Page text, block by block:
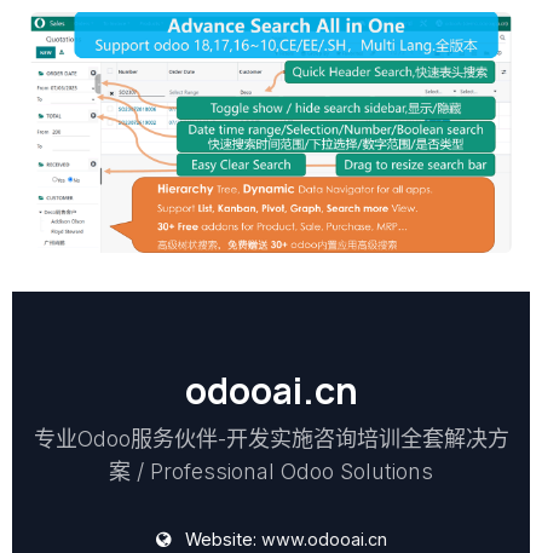
odooai.cn
专业Odoo服务伙伴-开发实施咨询培训全套解决方
案 / Professional Odoo Solutions
Website: www.odooai.cn